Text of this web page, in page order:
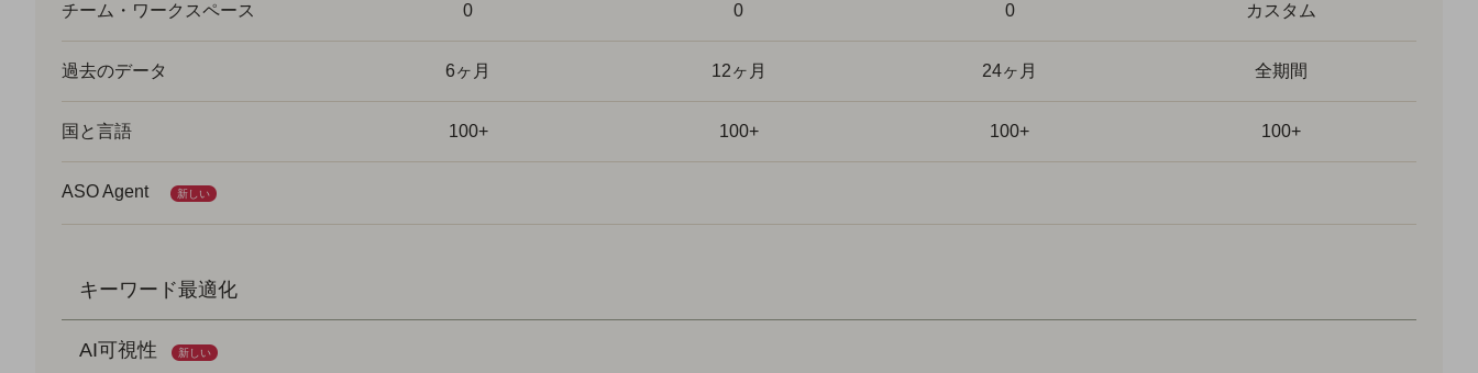
チーム・ワークスペース 0 0 0 カスタム
過去のデータ 6ヶ月 12ヶ月 24ヶ月 全期間
国と言語 100+ 100+ 100+ 100+
ASO Agent 新しい
キーワード最適化
AI可視性 新しい